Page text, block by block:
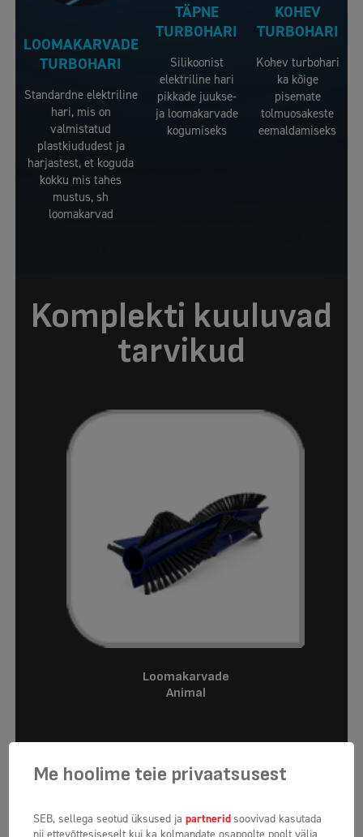
LOOMAKARVADE
TURBOHARI
Standardne elektriline
hari, mis on
valmistatud
plastkiududest ja
harjastest, et koguda
kokku mis tahes
mustus, sh
loomakarvad
TÄPNE
TURBOHARI
Silikoonist
elektriline hari
pikkade juukse-
ja loomakarvade
kogumiseks
KOHEV
TURBOHARI
Kohev turbohari
ka kõige
pisemate
tolmuosakeste
eemaldamiseks
Komplekti kuuluvad
tarvikud
Loomakarvade
Animal
Me hoolime teie privaatsusest
SEB, sellega seotud üksused ja partneridsoovivad kasutada